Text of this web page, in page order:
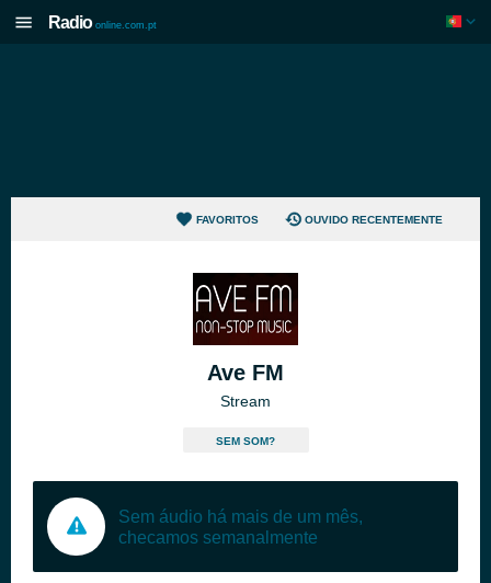
Radio online.com.pt
FAVORITOS OUVIDO RECENTEMENTE
Ave FM
Stream
SEM SOM?
Sem áudio há mais de um mês,
checamos semanalmente